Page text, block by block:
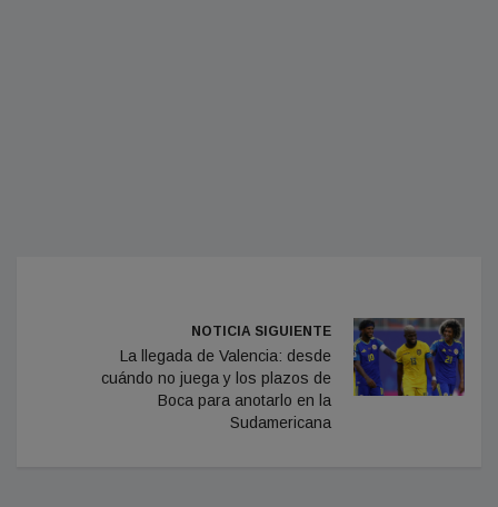
NOTICIA SIGUIENTE
La llegada de Valencia: desde
cuándo no juega y los plazos de
Boca para anotarlo en la
Sudamericana